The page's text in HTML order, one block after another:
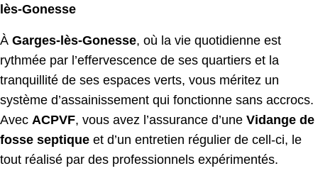
ès-Gonesse
À Garges-l ès-Gonesse, où la vie quotidienne est
rythmée par l’effervescence de ses quartiers et la
tranquillité de ses espaces verts, vous méritez un
système d’assainissement qui fonctionne sans accrocs.
Avec ACPVF, vous avez l’assurance d’une Vidange de
fosse septique et d’un entretien régulier de cell-ci, le
tout réalisé par des professionnels expérimentés.